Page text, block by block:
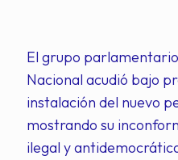
El grupo
Nacional acudió bajo
instalación del nuevo
mostrando su
ilegal y